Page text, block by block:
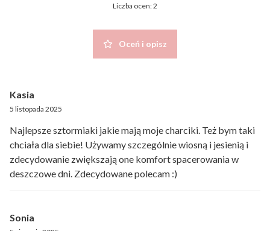
Liczba ocen: 2
Oceń i opisz
Kasia
5 listopada 2025
Najlepsze sztormiaki jakie mają moje charciki. Też bym taki
chciała dla siebie! Używamy szczególnie wiosną i jesienią i
zdecydowanie zwiększają one komfort spacerowania w
deszczowe dni. Zdecydowane polecam :)
Sonia